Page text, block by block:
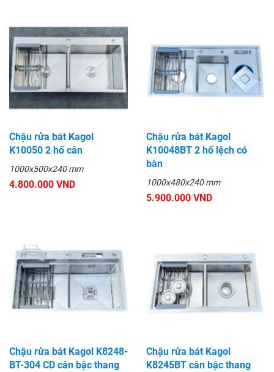
Chậu rửa bát Kagol
K10050 2 hố cân
1000x500x240 mm
4.800.000 VND
Chậu rửa bát Kagol
K10048BT 2 hố lệch có
bàn
1000x480x240 mm
5.900.000 VND
Chậu rửa bát Kagol K8248-
BT-304 CD cân bậc thang
Chậu rửa bát Kagol
K8245BT cân bậc thang